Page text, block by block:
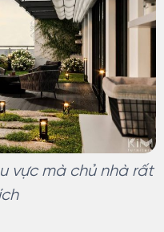
vực mà chủ nhà rất